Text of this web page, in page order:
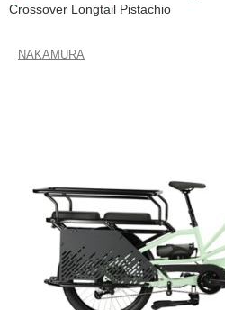
Crossover Longtail Pistachio
NAKAMURA